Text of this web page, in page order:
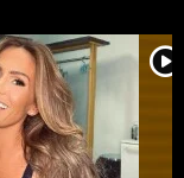
player2